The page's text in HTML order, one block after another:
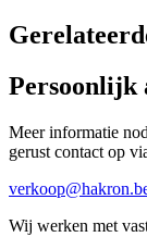
Persoonlijk
Meer informatie
gerust contact op
Wij werken met